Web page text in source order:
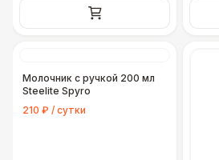
Молочник с ручкой 200 мл
Steelite Spyro
210 ₽ / сутки